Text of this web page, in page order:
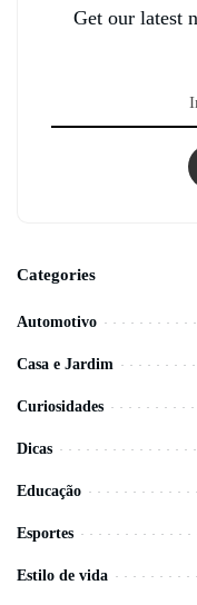
Get our latest
Categories
Automotivo
Casa e Jardim
Curiosidades
Dicas
Educação
Esportes
Estilo de vida